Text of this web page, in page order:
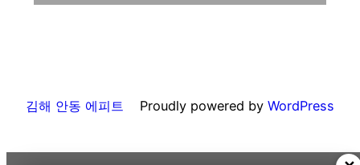
김해 안동 에피트 Proudly powered by WordPress